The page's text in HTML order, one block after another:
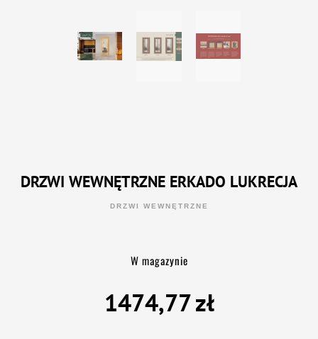
DRZWI WEWNĘTRZNE ERKADO LUKRECJA
DRZWI WEWNĘTRZNE
W magazynie
zł
1474,77